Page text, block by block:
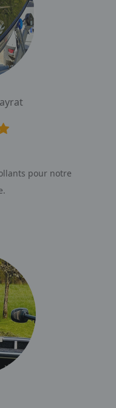
pour notre